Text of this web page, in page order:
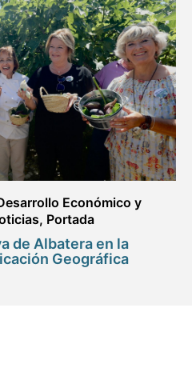
Económico y
, Portada
de Albatera en la
Geográfica